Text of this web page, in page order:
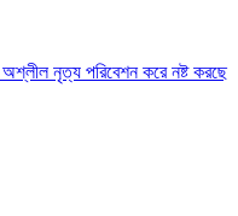
নৃত্য পরিবেশন করে নষ্ট করছে